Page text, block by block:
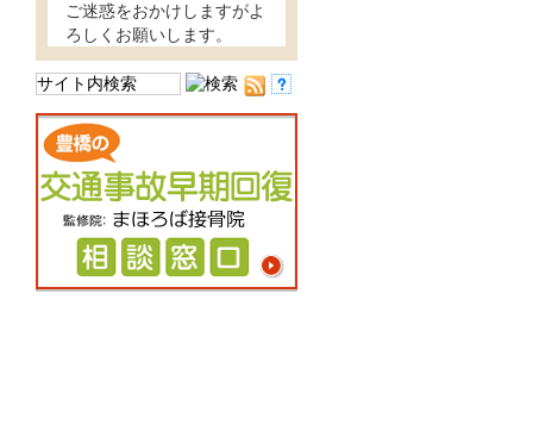
ご迷惑をおかけしますがよ
ろしくお願いします。